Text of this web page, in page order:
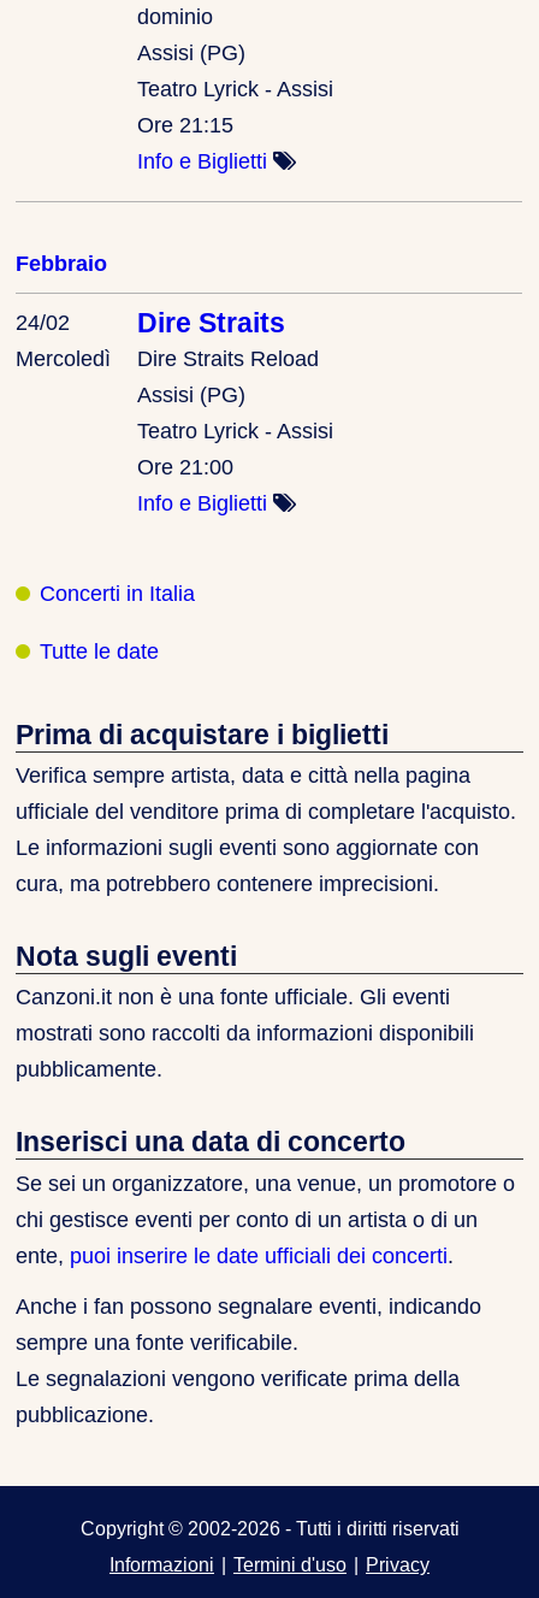
dominio
Assisi (PG)
Teatro Lyrick - Assisi
Ore 21:15
Info e Biglietti
Febbraio
24/02
Mercoledì
Dire Straits
Dire Straits Reload
Assisi (PG)
Teatro Lyrick - Assisi
Ore 21:00
Info e Biglietti
Concerti in Italia
Tutte le date
Prima di acquistare i biglietti
Verifica sempre artista, data e città nella pagina
ufficiale del venditore prima di completare l'acquisto.
Le informazioni sugli eventi sono aggiornate con
cura, ma potrebbero contenere imprecisioni.
Nota sugli eventi
Canzoni.it non è una fonte ufficiale. Gli eventi
mostrati sono raccolti da informazioni disponibili
pubblicamente.
Inserisci una data di concerto
Se sei un organizzatore, una venue, un promotore o
chi gestisce eventi per conto di un artista o di un
ente, puoi inserire le date ufficiali dei concerti.
Anche i fan possono segnalare eventi, indicando
sempre una fonte verificabile.
Le segnalazioni vengono verificate prima della
pubblicazione.
Copyright © 2002-2026 - Tutti i diritti riservati
Informazioni
Termini d'uso Privacy